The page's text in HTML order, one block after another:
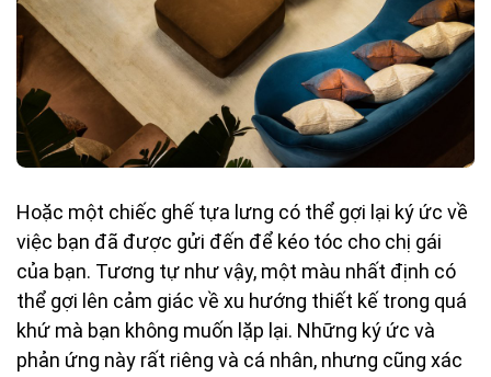
Hoặc một chiếc ghế tựa lưng có thể gợi lại ký ức về
việc bạn đã được gửi đến để kéo tóc cho chị gái
của bạn. Tương tự như vậy, một màu nhất định có
thể gợi lên cảm giác về xu hướng thiết kế trong quá
khứ mà bạn không muốn lặp lại. Những ký ức và
phản ứng này rất riêng và cá nhân, nhưng cũng xác